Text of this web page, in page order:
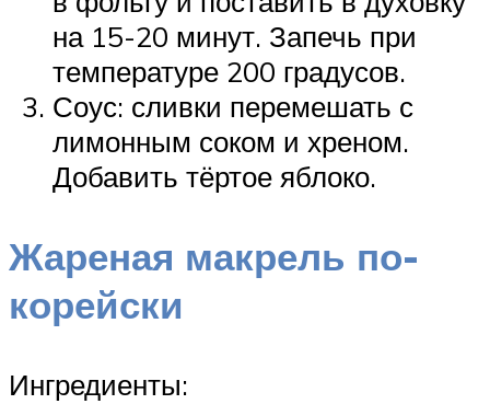
на 15-20 минут. Запечь при
температуре 200 градусов.
Соус: сливки перемешать с
лимонным соком и хреном.
Добавить тёртое яблоко.
Жареная макрель по-
корейски
Ингредиенты: